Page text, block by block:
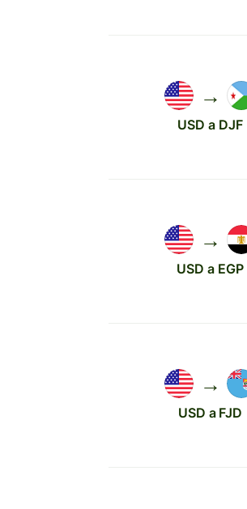
→
USD a DJF
→
USD a EGP
→
USD a FJD